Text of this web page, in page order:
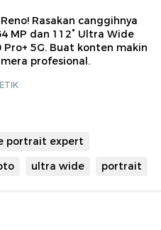
Rasakan canggihnya
MP dan 112° Ultra Wide
Pro+ 5G. Buat konten makin
profesional.
portrait expert
ultra wide portrait